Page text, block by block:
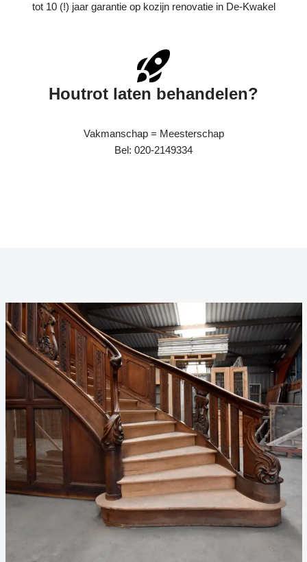
tot 10 (!) jaar garantie op kozijn renovatie in De-Kwakel
Houtrot laten behandelen?
Vakmanschap = Meesterschap
Bel: 020-2149334